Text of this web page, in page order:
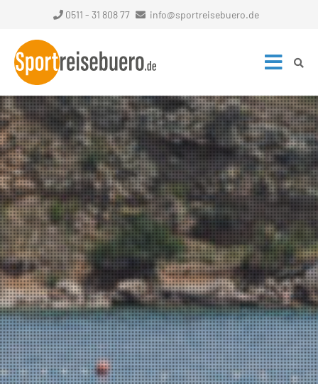
0511 - 31 808 77 info@sportreisebuero.de